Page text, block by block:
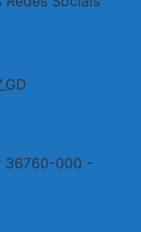
36760-000 -